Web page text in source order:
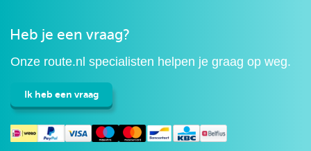
Heb je een vraag?
Onze route.nl specialisten helpen je graag op weg.
Ik heb een vraag